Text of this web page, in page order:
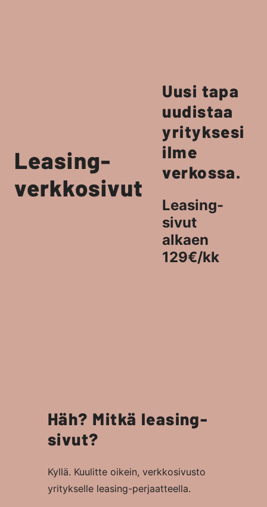
Leasing-
verkkosivut
Uusi tapa
uudistaa
yrityksesi
ilme
verkossa.
Leasing-
sivut
alkaen
129€/kk
Häh? Mitkä leasing-
sivut?
Kyllä. Kuulitte oikein, verkkosivusto
yritykselle leasing-perjaatteella.